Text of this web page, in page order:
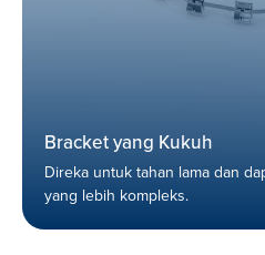
Bracket yang Kukuh
Direka untuk tahan lama dan
yang lebih kompleks.